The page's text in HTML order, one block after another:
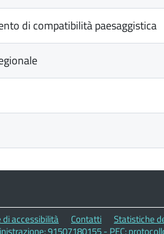
di compatibilità paesaggistica
accessibilità Contatti Statistiche